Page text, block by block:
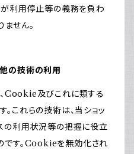
が利用停止等の義務を負わ
せん。
の技術の利用
、Cookie及びこれに類する
これらの技術は、当ショッ
の利用状況等の把握に役立
です。Cookieを無効化され